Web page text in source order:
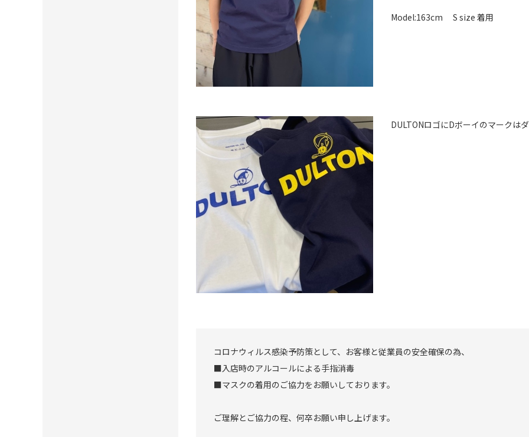
Model:163cm S size 着用
DULTONロゴにDボーイのマークは
コロナウィルス感染予防策として、お客様と従業員の安全確保の為、
■入店時のアルコールによる手指消毒
■マスクの着用のご協力をお願いしております。
ご理解とご協力の程、何卒お願い申し上げます。